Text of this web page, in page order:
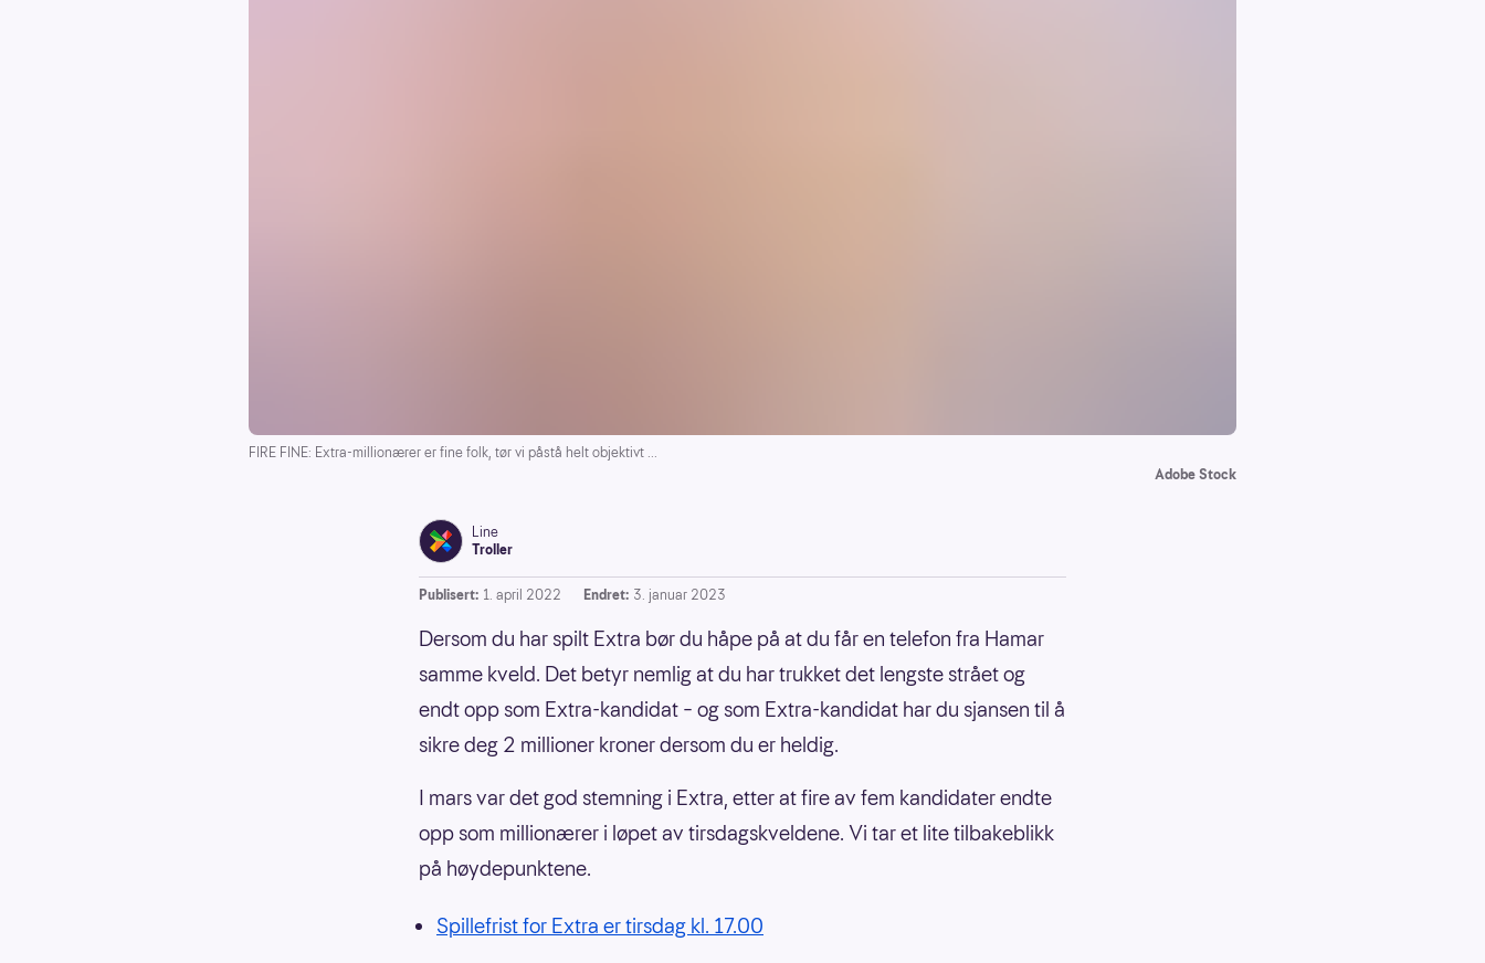
FIRE FINE: Extra-millionærer er fine folk, tør vi påstå helt objektivt ...
Adobe Stock
Line
Troller
Publisert: 1. april 2022 Endret: 3. januar 2023
Dersom du har spilt Extra bør du håpe på at du får en telefon fra Hamar
samme kveld. Det betyr nemlig at du har trukket det lengste strået og
endt opp som Extra-kandidat – og som Extra-kandidat har du sjansen til å
sikre deg 2 millioner kroner dersom du er heldig.
I mars var det god stemning i Extra, etter at fire av fem kandidater endte
opp som millionærer i løpet av tirsdagskveldene. Vi tar et lite tilbakeblikk
på høydepunktene.
Spillefrist for Extra er tirsdag kl. 17.00